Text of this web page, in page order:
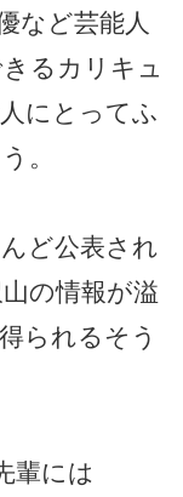
など芸能人
るカリキュ
にとってふ
。
ど公表され
の情報が溢
られるそう
輩には